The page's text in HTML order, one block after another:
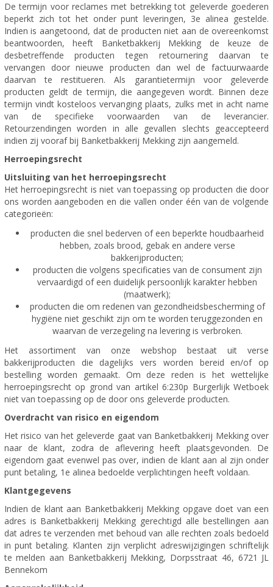
De termijn voor reclames met betrekking tot geleverde goederen
beperkt zich tot het onder punt leveringen, 3e alinea gestelde.
Indien is aangetoond, dat de producten niet aan de overeenkomst
beantwoorden, heeft Banketbakkerij Mekking de keuze de
desbetreffende producten tegen retournering daarvan te
vervangen door nieuwe producten dan wel de factuurwaarde
daarvan te restitueren. Als garantietermijn voor geleverde
producten geldt de termijn, die aangegeven wordt. Binnen deze
termijn vindt kosteloos vervanging plaats, zulks met in acht name
van de specifieke voorwaarden van de leverancier.
Retourzendingen worden in alle gevallen slechts geaccepteerd
indien zij vooraf bij Banketbakkerij Mekking zijn aangemeld.
Herroepingsrecht
Uitsluiting van het herroepingsrecht
Het herroepingsrecht is niet van toepassing op producten die door
ons worden aangeboden en die vallen onder één van de volgende
categorieën:
producten die snel bederven of een beperkte houdbaarheid
hebben, zoals brood, gebak en andere verse
bakkerijproducten;
producten die volgens specificaties van de consument zijn
vervaardigd of een duidelijk persoonlijk karakter hebben
(maatwerk);
producten die om redenen van gezondheidsbescherming of
hygiëne niet geschikt zijn om te worden teruggezonden en
waarvan de verzegeling na levering is verbroken.
Het assortiment van onze webshop bestaat uit verse
bakkerijproducten die dagelijks vers worden bereid en/of op
bestelling worden gemaakt. Om deze reden is het wettelijke
herroepingsrecht op grond van artikel 6:230p Burgerlijk Wetboek
niet van toepassing op de door ons geleverde producten.
Overdracht van risico en eigendom
Het risico van het geleverde gaat van Banketbakkerij Mekking over
naar de klant, zodra de aflevering heeft plaatsgevonden. De
eigendom gaat evenwel pas over, indien de klant aan al zijn onder
punt betaling, 1e alinea bedoelde verplichtingen heeft voldaan.
Klantgegevens
Indien de klant aan Banketbakkerij Mekking opgave doet van een
adres is Banketbakkerij Mekking gerechtigd alle bestellingen aan
dat adres te verzenden met behoud van alle rechten zoals bedoeld
in punt betaling. Klanten zijn verplicht adreswijzigingen schriftelijk
te melden aan Banketbakkerij Mekking, Dorpsstraat 46, 6721 JL
Bennekom